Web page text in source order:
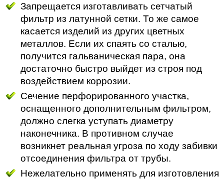
Запрещается изготавливать сетчатый
фильтр из латунной сетки. То же самое
касается изделий из других цветных
металлов. Если их спаять со сталью,
получится гальваническая пара, она
достаточно быстро выйдет из строя под
воздействием коррозии.
Сечение перфорированного участка,
оснащенного дополнительным фильтром,
должно слегка уступать диаметру
наконечника. В противном случае
возникнет реальная угроза по ходу забивки
отсоединения фильтра от трубы.
Нежелательно применять для изготовления